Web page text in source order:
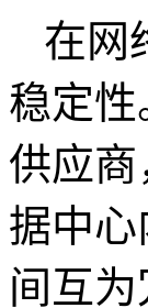
在网
稳定
供应
据中
间互